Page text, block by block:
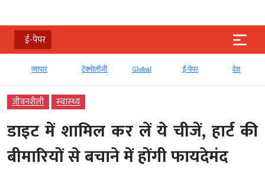
ई-पेपर
टेक्‍नोलॉजी Global
जीवनशैली स्‍वास्‍थ्‍य
डाइट में शामिल कर लें ये चीजें, हार्ट की
बीमारियों से बचाने में होंगी फायदेमंद